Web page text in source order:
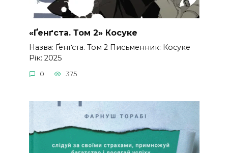
«Ґенґста. Том 2» Косуке
Назва: Ґенґста. Том 2 Письменник: Косуке
Рік: 2025
0 375